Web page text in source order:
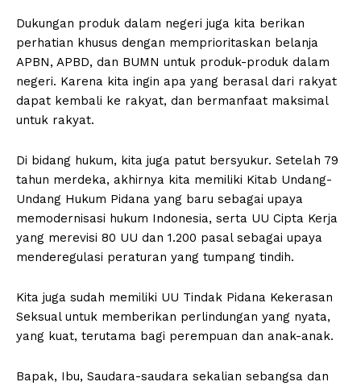
Dukungan produk dalam negeri juga kita berikan
perhatian khusus dengan memprioritaskan belanja
APBN, APBD, dan BUMN untuk produk-produk dalam
negeri. Karena kita ingin apa yang berasal dari rakyat
dapat kembali ke rakyat, dan bermanfaat maksimal
untuk rakyat.
Di bidang hukum, kita juga patut bersyukur. Setelah 79
tahun merdeka, akhirnya kita memiliki Kitab Undang-
Undang Hukum Pidana yang baru sebagai upaya
memodernisasi hukum Indonesia, serta UU Cipta Kerja
yang merevisi 80 UU dan 1.200 pasal sebagai upaya
menderegulasi peraturan yang tumpang tindih.
Kita juga sudah memiliki UU Tindak Pidana Kekerasan
Seksual untuk memberikan perlindungan yang nyata,
yang kuat, terutama bagi perempuan dan anak-anak.
Bapak, Ibu, Saudara-saudara sekalian sebangsa dan